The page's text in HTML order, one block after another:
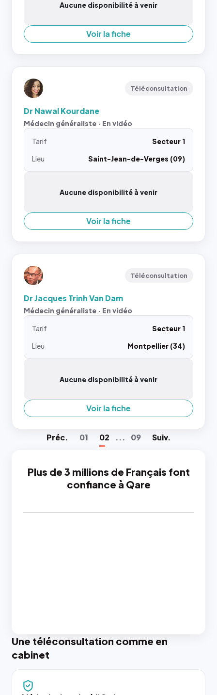
Aucune disponibilité à venir
Voir la fiche
Téléconsultation
Dr Nawal Kourdane
Médecin généraliste · En vidéo
Tarif
Secteur 1
Lieu
Saint-Jean-de-Verges (09)
Aucune disponibilité à venir
Voir la fiche
Téléconsultation
Dr Jacques Trinh Van Dam
Médecin généraliste · En vidéo
Tarif
Secteur 1
Lieu
Montpellier (34)
Aucune disponibilité à venir
Voir la fiche
Préc. 01 02 ... 09 Suiv.
Plus de 3 millions de Français font
confiance à Qare
Une téléconsultation comme en
cabinet